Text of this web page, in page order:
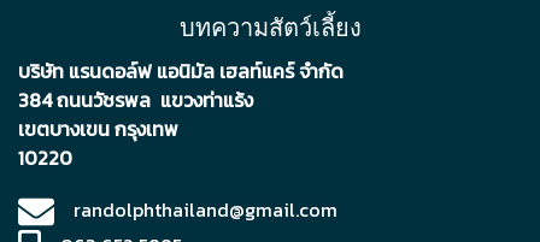
บทความสัตว์เลี้ยง
บริษัท แรนดอล์ฟ แอนิมัล เฮลท์แคร์ จำกัด
384 ถนนวัชรพล แขวงท่าแร้ง
เขตบางเขน กรุงเทพ
10220
randolphthailand@gmail.com